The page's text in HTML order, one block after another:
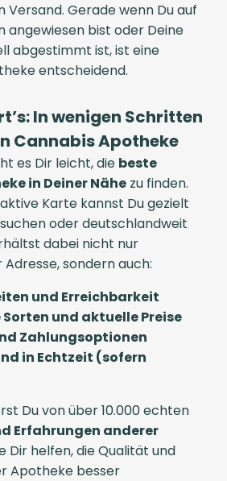
Versand. Gerade wenn Du auf
angewiesen bist oder Deine
abgestimmt ist, ist eine
entscheidend.
In wenigen Schritten
Cannabis Apotheke
es Dir leicht, die beste
in Deiner Nähe zu finden.
Karte kannst Du gezielt
oder deutschlandweit
dabei nicht nur
sondern auch:
und Erreichbarkeit
und aktuelle Preise
Zahlungsoptionen
in Echtzeit (sofern
Du von über 10.000 echten
Erfahrungen anderer
Dir helfen, die Qualität und
Apotheke besser